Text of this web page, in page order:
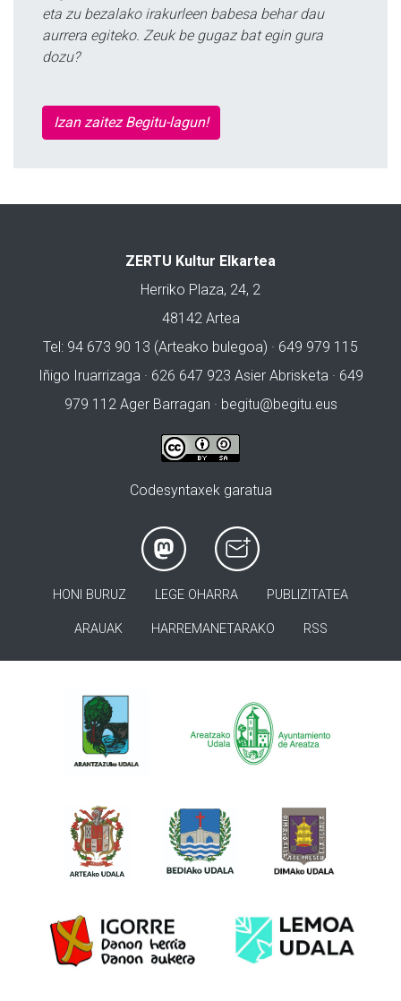
eta zu bezalako irakurleen babesa behar dau
aurrera egiteko. Zeuk be gugaz bat egin gura
dozu?
Izan zaitez Begitu-lagun!
ZERTU Kultur Elkartea
Herriko Plaza, 24, 2
48142 Artea
Tel: 94 673 90 13 (Arteako bulegoa) · 649 979 115
Iñigo Iruarrizaga · 626 647 923 Asier Abrisketa · 649
979 112 Ager Barragan · begitu@begitu.eus
Codesyntaxek garatua
HONI BURUZ LEGE OHARRA PUBLIZITATEA
ARAUAK HARREMANETARAKO RSS